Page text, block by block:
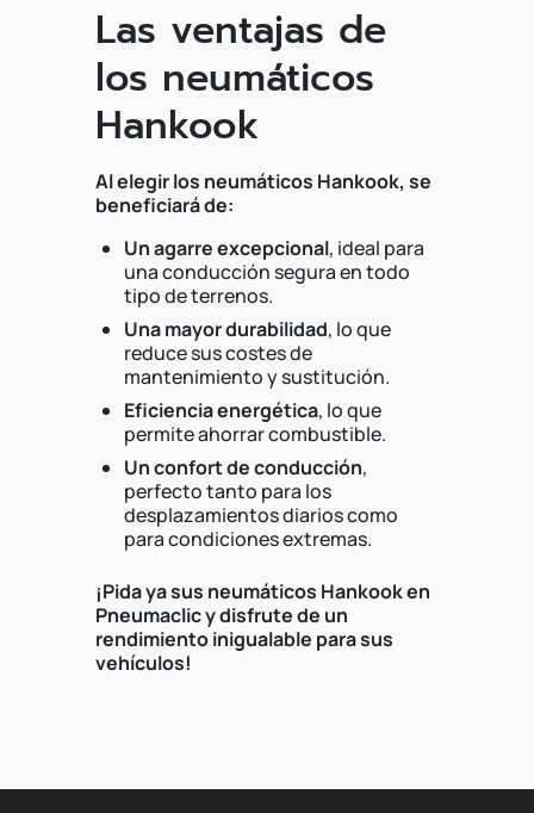
Las ventajas de
los neumáticos
Hankook
Al elegir los neumáticos Hankook, se
beneficiará de:
Un agarre excepcional, ideal para
una conducción segura en todo
tipo de terrenos.
Una mayor durabilidad, lo que
reduce sus costes de
mantenimiento y sustitución.
Eficiencia energética, lo que
permite ahorrar combustible.
Un confort de conducción,
perfecto tanto para los
desplazamientos diarios como
para condiciones extremas.
¡Pida ya sus neumáticos Hankook en
Pneumaclic y disfrute de un
rendimiento inigualable para sus
vehículos!